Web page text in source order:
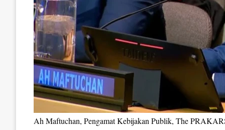
Ah Maftuchan, Pengamat Kebijakan Publik, The